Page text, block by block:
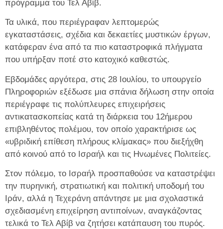
πρόγραμμα του Τελ Αβίβ.
Τα υλικά, που περιέγραφαν λεπτομερώς
εγκαταστάσεις, σχέδια και δεκαετίες μυστικών έργων,
κατάφεραν ένα από τα πιο καταστροφικά πλήγματα
που υπήρξαν ποτέ στο κατοχικό καθεστώς.
Εβδομάδες αργότερα, στις 28 Ιουλίου, το υπουργείο
Πληροφοριών εξέδωσε μια σπάνια δήλωση στην οποία
περιέγραφε τις πολύπλευρες επιχειρήσεις
αντικατασκοπείας κατά τη διάρκεια του 12ήμερου
επιβληθέντος πολέμου, τον οποίο χαρακτήρισε ως
«υβριδική επίθεση πλήρους κλίμακας» που διεξήχθη
από κοινού από το Ισραήλ και τις Ηνωμένες Πολιτείες.
Στον πόλεμο, το Ισραήλ προσπαθούσε να καταστρέψει
την πυρηνική, στρατιωτική και πολιτική υποδομή του
Ιράν, αλλά η Τεχεράνη απάντησε με μια σχολαστικά
σχεδιασμένη επιχείρηση αντιποίνων, αναγκάζοντας
τελικά το Τελ Αβίβ να ζητήσει κατάπαυση του πυρός.